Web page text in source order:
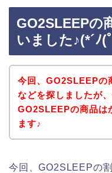
GO2SLEEPの
いました♪(*´ﾉ(
今回、GO2SLEEPの
などを探しましたが
GO2SLEEPの商品は
ます♪
今回、GO2SLEEPの